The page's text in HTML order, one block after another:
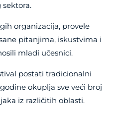
organizacija, provele
pitanjima, iskustvima i
mladi učesnici.
postati tradicionalni
okuplja sve veći broj
iz različitih oblasti.